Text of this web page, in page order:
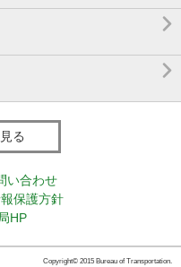


る
い合わせ
保護方針
HP
Copyright© 2015 Bureau of Transportation.